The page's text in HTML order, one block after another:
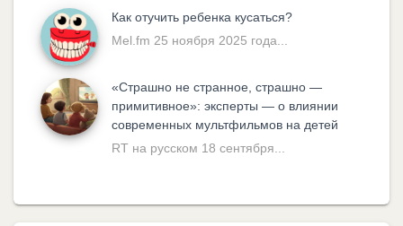
Как отучить ребенка кусаться?
Mel.fm 25 ноября 2025 года...
«Cтрашно не странное, страшно —
примитивное»: эксперты — о влиянии
современных мультфильмов на детей
RT на русском 18 сентября...